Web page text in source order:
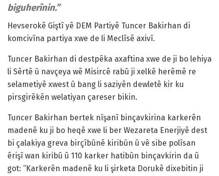
biguherînin.”
Hevserokê Giştî yê DEM Partiyê Tuncer Bakirhan di
komcivîna partiya xwe de li Meclîsê axivî.
Tuncer Bakirhan di destpêka axaftina xwe de ji bo lehiya
li Sêrtê û navçeya wê Misircê rabû ji xelkê herêmê re
selametiyê xwest û bang li saziyên dewletê kir ku
pirsgirêkên welatiyan çareser bikin.
Tuncer Bakirhan bertek nîşanî binçavkirina karkerên
madenê ku ji bo heqê xwe li ber Wezareta Enerjiyê dest
bi çalakiya greva birçîbûnê kiribûn û vê sibe polîsan
êrişî wan kiribû û 110 karker hatibûn binçavkirin da û
got: “Karkerên madenê ku li şirketa Dorukê dixebitin ji